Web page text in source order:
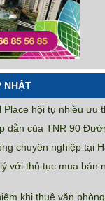
NHẬT
Place hội tụ nhiều ưu
dẫn của TNR 90
chuyên nghiệp tại
với thủ tục mua bán
khi thuê văn